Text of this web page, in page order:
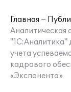
Главная
Аналитическая
"1С:Аналитика"
учета
кадрового
«Экспонента»